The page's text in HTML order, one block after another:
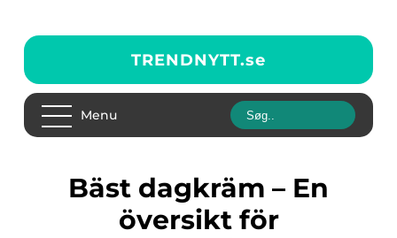
TRENDNYTT.se
Menu
Bäst dagkräm – En
översikt för